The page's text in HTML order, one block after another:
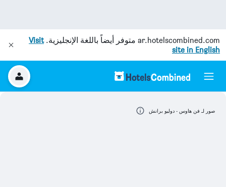
ar.hotelscombined.com متوفر أيضاً باللغة الإنجليزية.Visit
site in English
صور لـ فن هاوس - دوليو برانش